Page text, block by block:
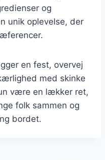
og
unik oplevelse, der
en fest, overvej
med skinke
være en lækker ret,
folk sammen og
bordet.